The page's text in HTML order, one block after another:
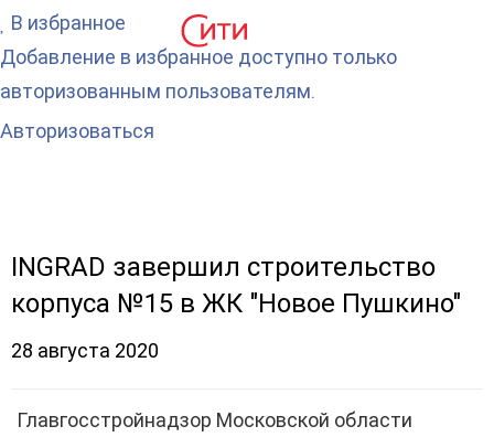
INGRAD завершил строительство
корпуса №15 в ЖК "Новое Пушкино"
28 августа 2020
Главгосстройнадзор Московской области
В избранное
Добавление в избранное доступно только
авторизованным пользователям.
Авторизоваться